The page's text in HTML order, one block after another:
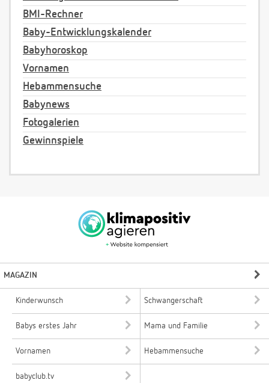
BMI-Rechner
Baby-Entwicklungskalender
Babyhoroskop
Vornamen
Hebammensuche
Babynews
Fotogalerien
Gewinnspiele
MAGAZIN
Kinderwunsch Schwangerschaft
Babys erstes Jahr Mama und Familie
Vornamen Hebammensuche
babyclub.tv